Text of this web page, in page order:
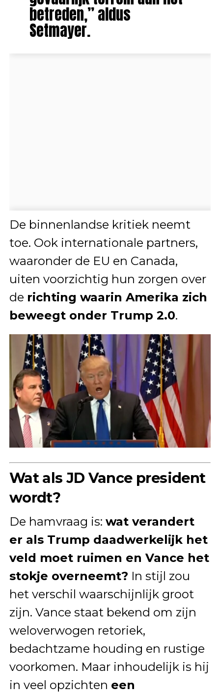
betreden,” aldus
Setmayer.
De binnenlandse kritiek neemt
toe. Ook internationale partners,
waaronder de EU en Canada,
uiten voorzichtig hun zorgen over
de richting waarin Amerika zich
beweegt onder Trump 2.0.
Wat als JD Vance president
wordt?
De hamvraag is: wat verandert
er als Trump daadwerkelijk het
veld moet ruimen en Vance het
stokje overneemt? In stijl zou
het verschil waarschijnlijk groot
zijn. Vance staat bekend om zijn
weloverwogen retoriek,
bedachtzame houding en rustige
voorkomen. Maar inhoudelijk is hij
in veel opzichten een